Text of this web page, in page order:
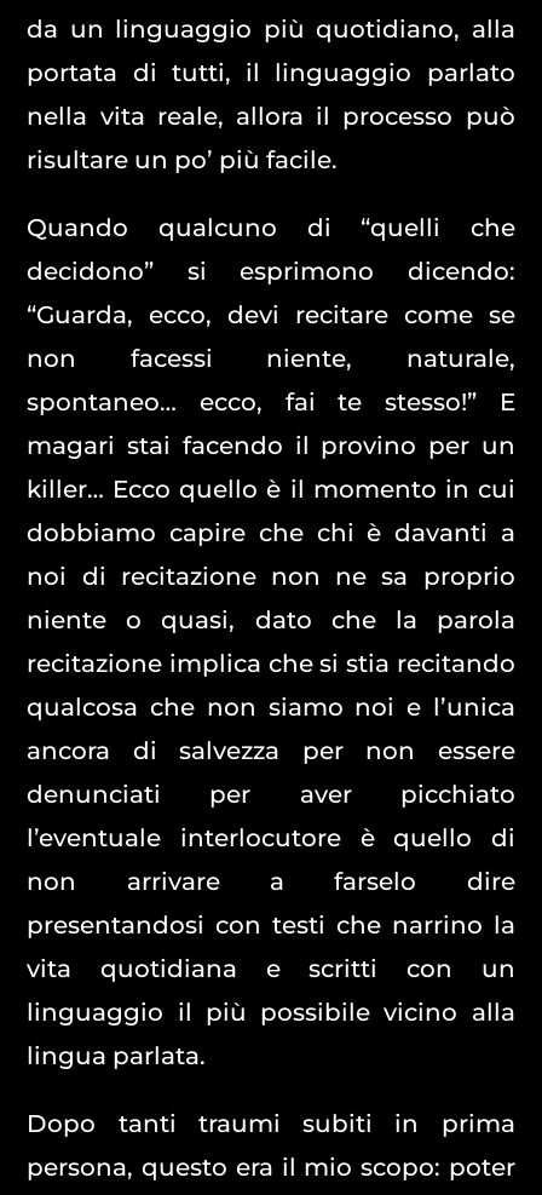
da un linguaggio più quotidiano, alla
portata di tutti, il linguaggio parlato
nella vita reale, allora il processo può
risultare un po’ più facile.
Quando qualcuno di “quelli che
decidono” si esprimono dicendo:
“Guarda, ecco, devi recitare come se
non facessi niente, naturale,
spontaneo… ecco, fai te stesso!” E
magari stai facendo il provino per un
killer… Ecco quello è il momento in cui
dobbiamo capire che chi è davanti a
noi di recitazione non ne sa proprio
niente o quasi, dato che la parola
recitazione implica che si stia recitando
qualcosa che non siamo noi e l’unica
ancora di salvezza per non essere
denunciati per aver picchiato
l’eventuale interlocutore è quello di
non arrivare a farselo dire
presentandosi con testi che narrino la
vita quotidiana e scritti con un
linguaggio il più possibile vicino alla
lingua parlata.
Dopo tanti traumi subiti in prima
persona, questo era il mio scopo: poter